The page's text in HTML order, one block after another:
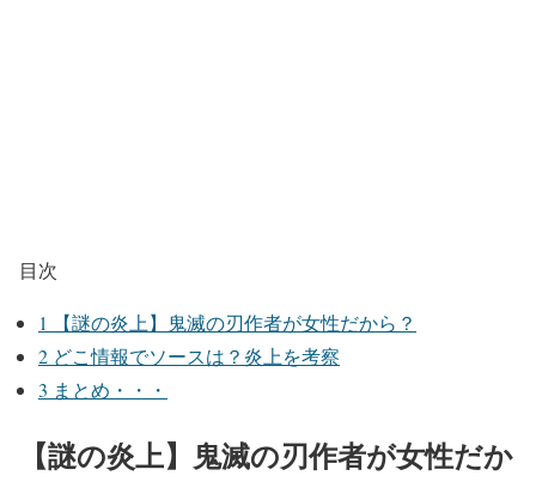
目次
1
【謎の炎上】鬼滅の刃作者が女性だから？
2 どこ情報でソースは？炎上を考察
3 まとめ・・・
【謎の炎上】鬼滅の刃作者が女性だか